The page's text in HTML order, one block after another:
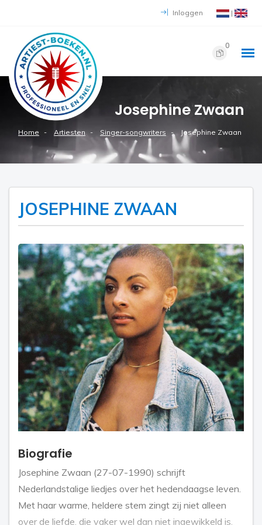
Inloggen |
0
Josephine Zwaan
Home Artiesten Singer-songwriters Josephine Zwaan
JOSEPHINE ZWAAN
Biografie
Josephine Zwaan (27-07-1990) schrijft
Nederlandstalige liedjes over het hedendaagse leven.
Met haar warme, heldere stem zingt zij niet alleen
over de liefde, die vaker wel dan niet ingewikkeld is.